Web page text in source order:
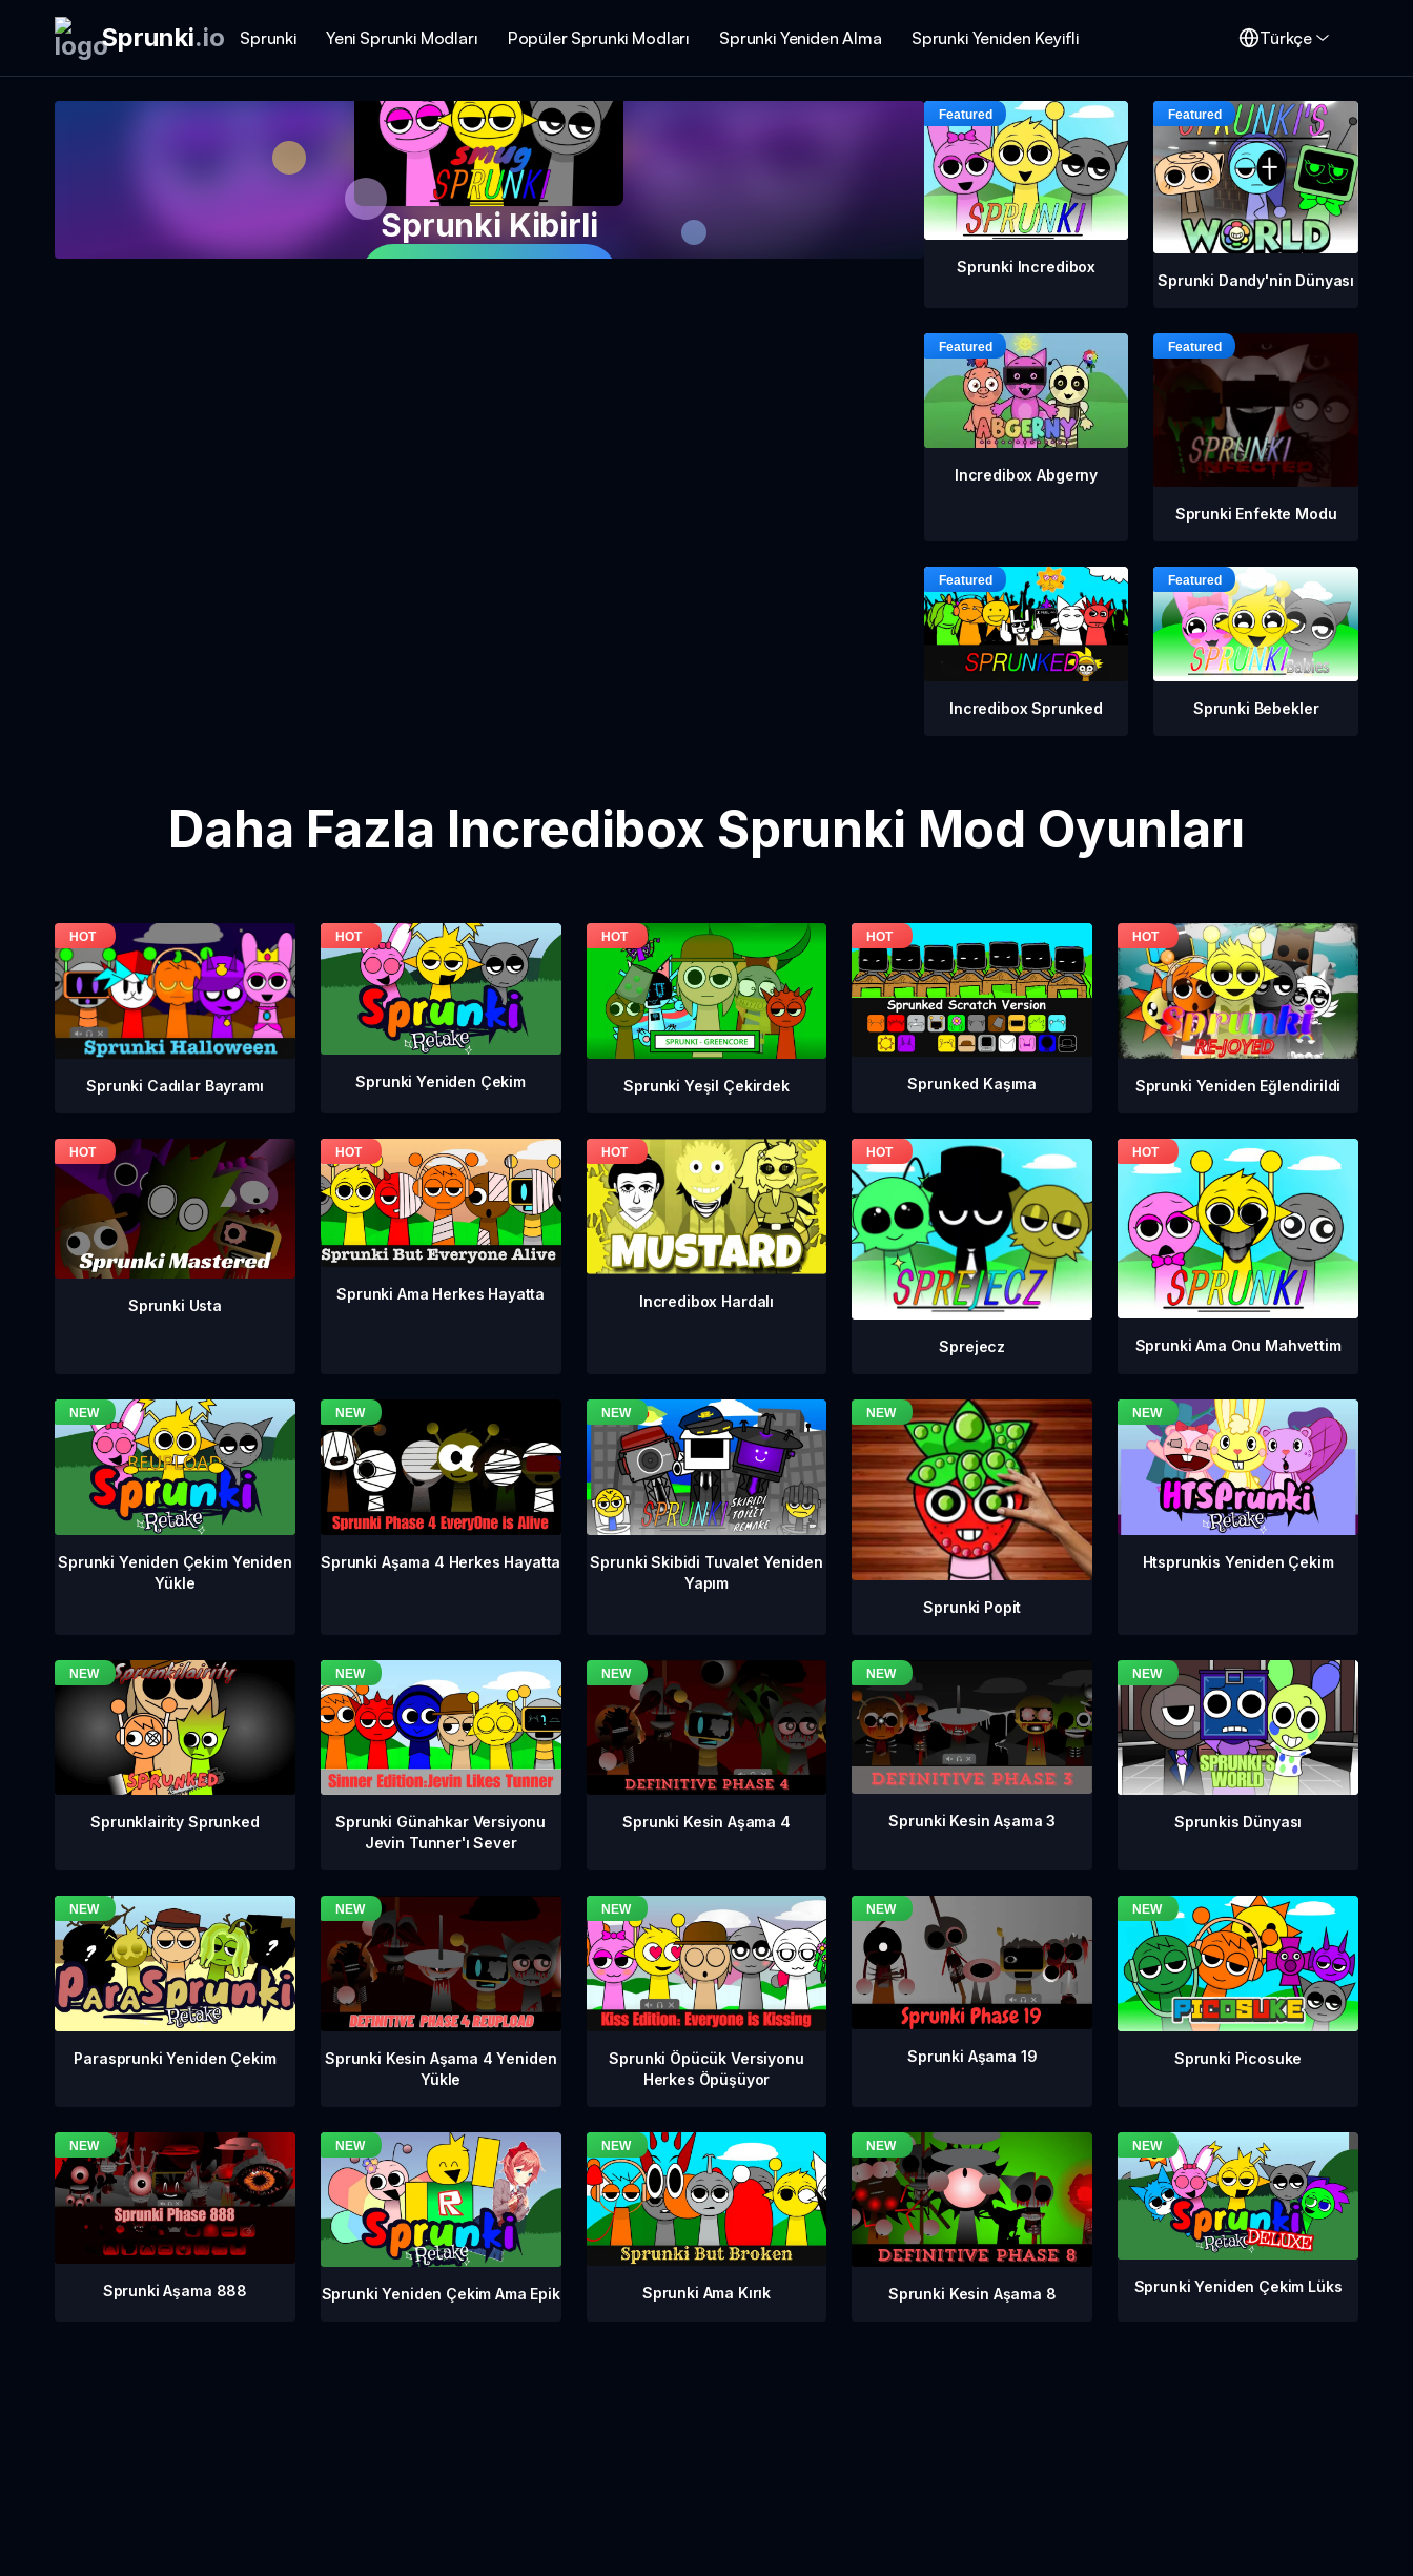
Sprunki.io Sprunki Yeni Sprunki Modları Popüler Sprunki Modları Sprunki Yeniden Alma Sprunki Yeniden Keyifli Türkçe
Sprunki Kibirli
Sprunki Incredibox
Sprunki Dandy'nin Dünyası
Incredibox Abgerny
Sprunki Enfekte Modu
Incredibox Sprunked Sprunki Bebekler
Daha Fazla Incredibox Sprunki Mod Oyunları
Sprunki Cadılar Bayramı Sprunki Yeniden Çekim Sprunki Yeşil Çekirdek Sprunked Kaşıma Sprunki Yeniden Eğlendirildi
Sprunki Usta
Sprunki Ama Herkes Hayatta Incredibox Hardalı
Sprejecz Sprunki Ama Onu Mahvettim
Sprunki Yeniden Çekim Yeniden
Yükle
Sprunki Aşama 4 Herkes Hayatta
Sprunki Skibidi Tuvalet Yeniden
Yapım
Sprunki Popit
Htsprunkis Yeniden Çekim
Sprunklairity Sprunked
Sprunki Günahkar Versiyonu
Jevin Tunner'ı Sever
Sprunki Kesin Aşama 4 Sprunki Kesin Aşama 3 Sprunkis Dünyası
Parasprunki Yeniden Çekim
Sprunki Kesin Aşama 4 Yeniden
Yükle
Sprunki Öpücük Versiyonu
Herkes Öpüşüyor
Sprunki Aşama 19 Sprunki Picosuke
Sprunki Aşama 888 Sprunki Yeniden Çekim Ama Epik Sprunki Ama Kırık Sprunki Kesin Aşama 8 Sprunki Yeniden Çekim Lüks